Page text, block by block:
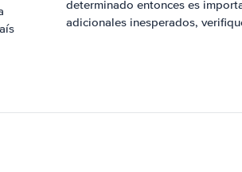
determinado entonces es
adicionales inesperados,